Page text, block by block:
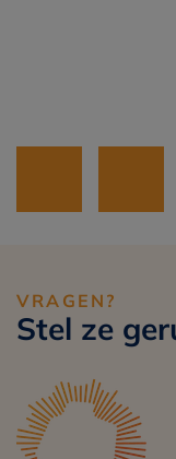
VRAGEN?
Stel ze